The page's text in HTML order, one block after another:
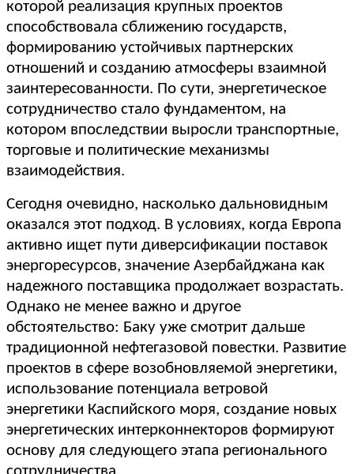
которой реализация крупных проектов
способствовала сближению государств,
формированию устойчивых партнерских
отношений и созданию атмосферы взаимной
заинтересованности. По сути, энергетическое
сотрудничество стало фундаментом, на
котором впоследствии выросли транспортные,
торговые и политические механизмы
взаимодействия.
Сегодня очевидно, насколько дальновидным
оказался этот подход. В условиях, когда Европа
активно ищет пути диверсификации поставок
энергоресурсов, значение Азербайджана как
надежного поставщика продолжает возрастать.
Однако не менее важно и другое
обстоятельство: Баку уже смотрит дальше
традиционной нефтегазовой повестки. Развитие
проектов в сфере возобновляемой энергетики,
использование потенциала ветровой
энергетики Каспийского моря, создание новых
энергетических интерконнекторов формируют
основу для следующего этапа регионального